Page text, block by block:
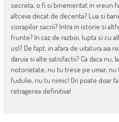
secreta, o fi si binemeritat in vreun
altceva decat de decenta? Lua si
ciorapilor sacrii? Intra in istorie si
frunte? In caz de razboi, lupta si cu
usl? De fapt, in afara de uitatura aia
daruia si alte satisfactii? Ca daca nu,
notorietate, nu tu trese pe umar,
fudulie, nu tu nimic! Ori poate doar
retragerea definitiva!